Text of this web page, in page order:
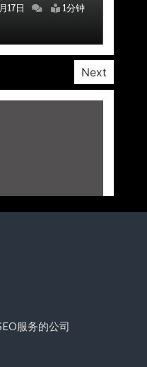
17日
1分钟
17日
1分钟
17日
1分钟
17日
1分钟
17日
1分钟
17日
1分钟
17日
1分钟
Next
服务的公司